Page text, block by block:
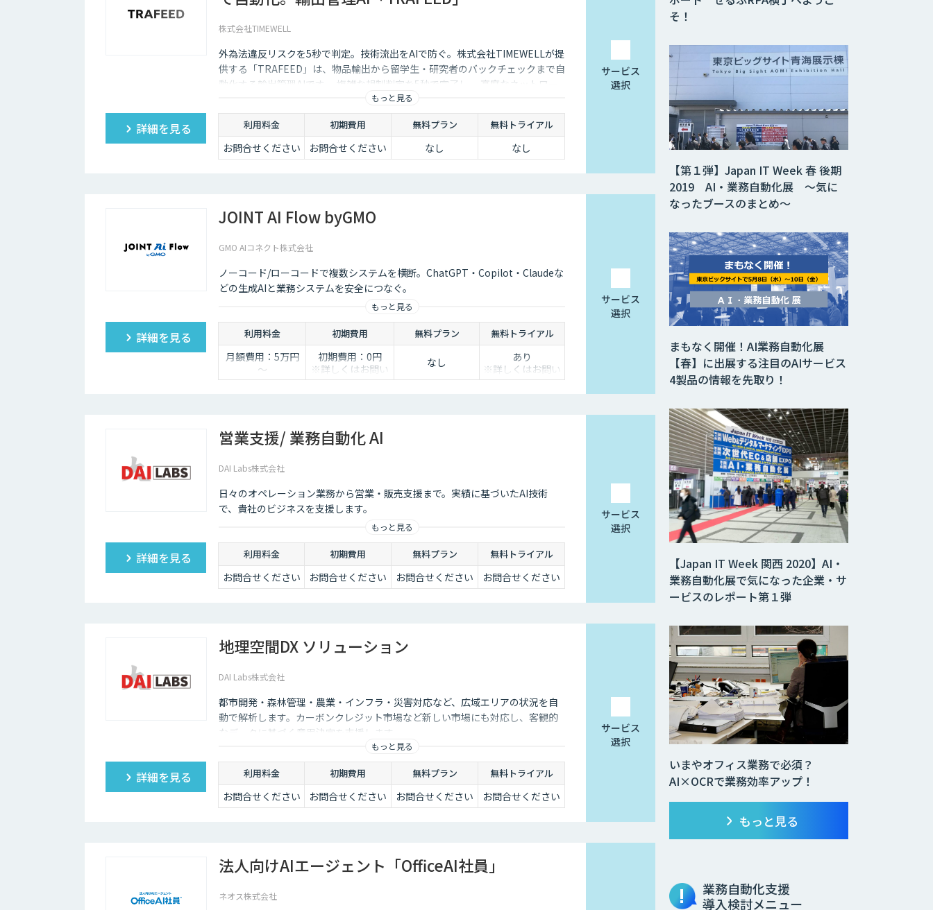
株式会社TIMEWELL
外為法違反リスクを5秒で判定。技術流出をAIで防ぐ。株式会社TIMEWELLが提
供する「TRAFEED」は、物品輸出から留学生・研究者のバックチェックまで自
動化する輸出管理AIです 。複雑な規制判定を5秒で完了し 、高度なネットワー
ク分析で目に見えない流出リスクを最小化します 。
もっと見る
詳細を見る 利用料金 初期費用 無料プラン 無料トライアル
お問合せください お問合せください なし なし
サービス
選択
JOINT AI Flow byGMO
GMO AIコネクト株式会社
ノーコード/ローコードで複数システムを横断。ChatGPT・Copilot・Claudeな
どの生成AIと業務システムを安全につなぐ。
もっと見る
詳細を見る 利用料金 初期費用 無料プラン 無料トライアル
月額費用：5万円
～
※詳しくはお問い
初期費用：0円
※詳しくはお問い
合わせください
なし
あり
※詳しくはお問い
合わせください
サービス
選択
営業支援/ 業務自動化 AI
DAI Labs株式会社
日々のオペレーション業務から営業・販売支援まで。実績に基づいたAI技術
で、貴社のビジネスを支援します。
もっと見る
詳細を見る 利用料金 初期費用 無料プラン 無料トライアル
お問合せください お問合せください お問合せください お問合せください
サービス
選択
地理空間DX ソリューション
DAI Labs株式会社
都市開発・森林管理・農業・インフラ・災害対応など、広域エリアの状況を自
動で解析します。カーボンクレジット市場など新しい市場にも対応し、客観的
なデータに基づく意思決定を支援します。
もっと見る
詳細を見る 利用料金 初期費用 無料プラン 無料トライアル
お問合せください お問合せください お問合せください お問合せください
サービス
選択
法人向けAIエージェント「OfficeAI社員」
ネオス株式会社
【第１弾】Japan IT Week 春 後期
2019 AI・業務自動化展 ～気に
なったブースのまとめ～
そ！
いまやオフィス業務で必須？
AI×OCRで業務効率アップ！
まもなく開催！AI業務自動化展
【春】に出展する注目のAIサービス
4製品の情報を先取り！
【Japan IT Week 関西 2020】AI・
業務自動化展で気になった企業・サ
ービスのレポート第１弾
もっと見る
業務自動化支援
導入検討メニュー